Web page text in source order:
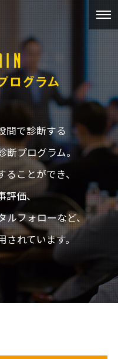
問で診断する
プログラム。
ことができ、
評価、
ルフォローなど、
されています。